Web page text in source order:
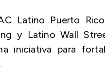
Latino Puerto
y Latino Wall
iniciativa para